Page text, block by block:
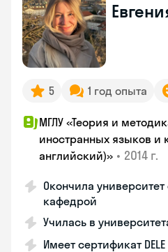
5 1 год опыта
МГЛУ «Теория и
иностранных языков и
английский)» • 2014 г.
Окончила
кафедрой
Училась в
Имеет сертификат DELE